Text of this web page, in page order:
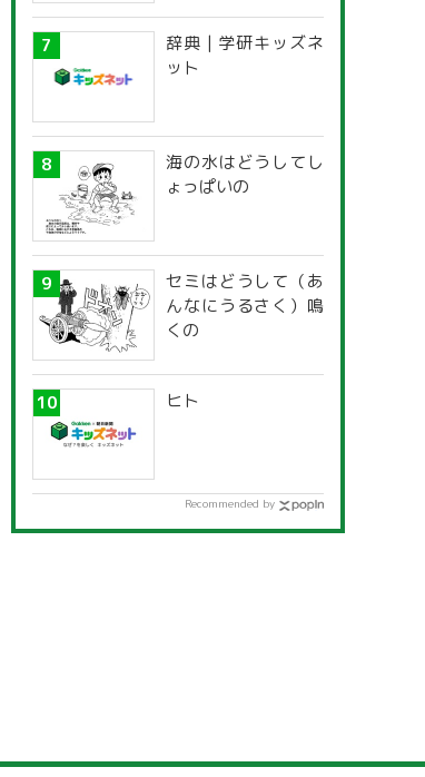
辞典 | 学研キッズネ
ット
海の水はどうしてし
ょっぱいの
セミはどうして（あ
んなにうるさく）鳴
くの
ヒト
Recommended by